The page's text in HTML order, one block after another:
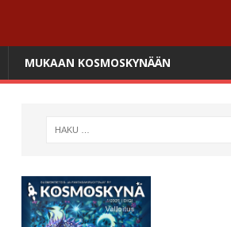
MUKAAN KOSMOSKYNÄÄN